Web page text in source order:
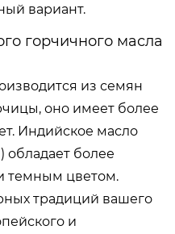
вариант.
горчичного масла
из семян
оно имеет более
Индийское масло
обладает более
темным цветом.
традиций вашего
и